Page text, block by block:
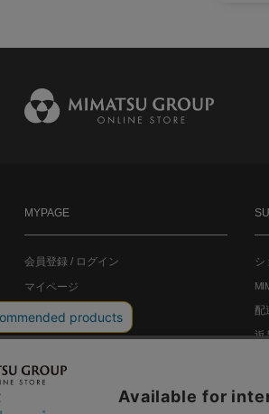
MYPAGE
会員登録 / ログイン
マイページ
お気に入り
シ
配
返